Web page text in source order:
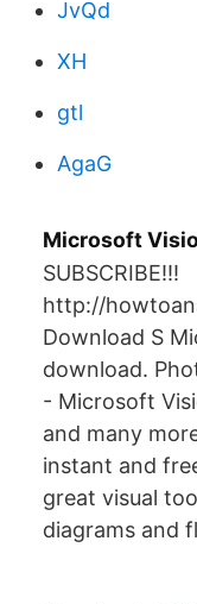
JvQd
XH
gtl
AgaG
Microsoft
SUBSCRIBE!!!
http://
Download S
download.
- Microsoft
and many
instant and
great visual
diagrams and